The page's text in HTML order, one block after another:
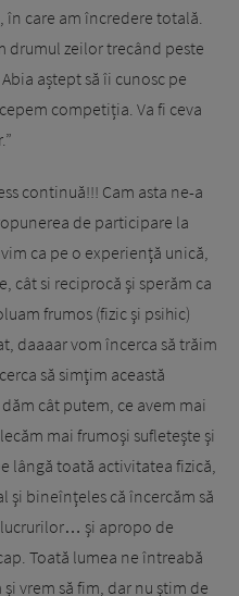
în care am încredere totală.
drumul zeilor trecând peste
aștept să îi cunosc pe
competiția. Va fi ceva
continuă!!! Cam asta ne-a
de participare la
ca pe o experienţă unică,
cât si reciprocă şi sperăm ca
frumos (fizic şi psihic)
daaaar vom încerca să trăim
să simţim această
cât putem, ce avem mai
mai frumoşi sufleteşte şi
lângă toată activitatea fizică,
şi bineînţeles că încercăm să
şi apropo de
Toată lumea ne întreabă
vrem să fim, dar nu ştim de